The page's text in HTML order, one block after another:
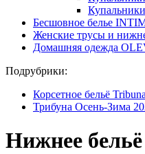
Бесшовное белье
Женские трусы и
Домашняя одежда
Подрубрики:
Корсетное бельё
Трибуна Осень-Зима
Нижнее